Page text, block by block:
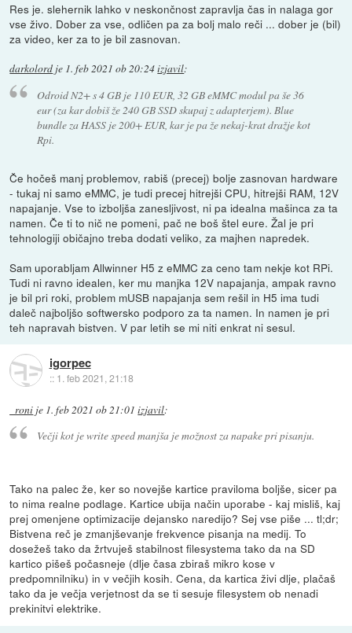
Res je. slehernik lahko v neskončnost zapravlja čas in nalaga gor
vse živo. Dober za vse, odličen pa za bolj malo reči ... dober je (bil)
za video, ker za to je bil zasnovan.
darkolord je 1. feb 2021 ob 20:24izjavil:
Odroid N2+ s 4 GB je 110 EUR, 32 GB eMMC modul pa še 36
eur (za kar dobiš že 240 GB SSD skupaj z adapterjem). Blue
bundle za HASS je 200+ EUR, kar je pa že nekaj-krat dražje kot
Rpi.
Če hočeš manj problemov, rabiš (precej) bolje zasnovan hardware
- tukaj ni samo eMMC, je tudi precej hitrejši CPU, hitrejši RAM, 12V
napajanje. Vse to izboljša zanesljivost, ni pa idealna mašinca za ta
namen. Če ti to nič ne pomeni, pač ne boš štel eure. Žal je pri
tehnologiji običajno treba dodati veliko, za majhen napredek.
Sam uporabljam Allwinner H5 z eMMC za ceno tam nekje kot RPi.
Tudi ni ravno idealen, ker mu manjka 12V napajanja, ampak ravno
je bil pri roki, problem mUSB napajanja sem rešil in H5 ima tudi
daleč najboljšo softwersko podporo za ta namen. In namen je pri
teh napravah bistven. V par letih se mi niti enkrat ni sesul.
igorpec
:: 1. feb 2021, 21:18
_roni je 1. feb 2021 ob 21:01 izjavil:
Večji kot je write speed manjša je možnost za napake pri pisanju.
Tako na palec že, ker so novejše kartice praviloma boljše, sicer pa
to nima realne podlage. Kartice ubija način uporabe - kaj misliš, kaj
prej omenjene optimizacije dejansko naredijo? Sej vse piše ... tl;dr;
Bistvena reč je zmanjševanje frekvence pisanja na medij. To
dosežeš tako da žrtvuješ stabilnost filesystema tako da na SD
kartico pišeš počasneje (dlje časa zbiraš mikro kose v
predpomnilniku) in v večjih kosih. Cena, da kartica živi dlje, plačaš
tako da je večja verjetnost da se ti sesuje filesystem ob nenadi
prekinitvi elektrike.